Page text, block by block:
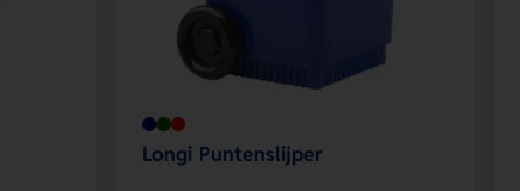
Longi Puntenslijper